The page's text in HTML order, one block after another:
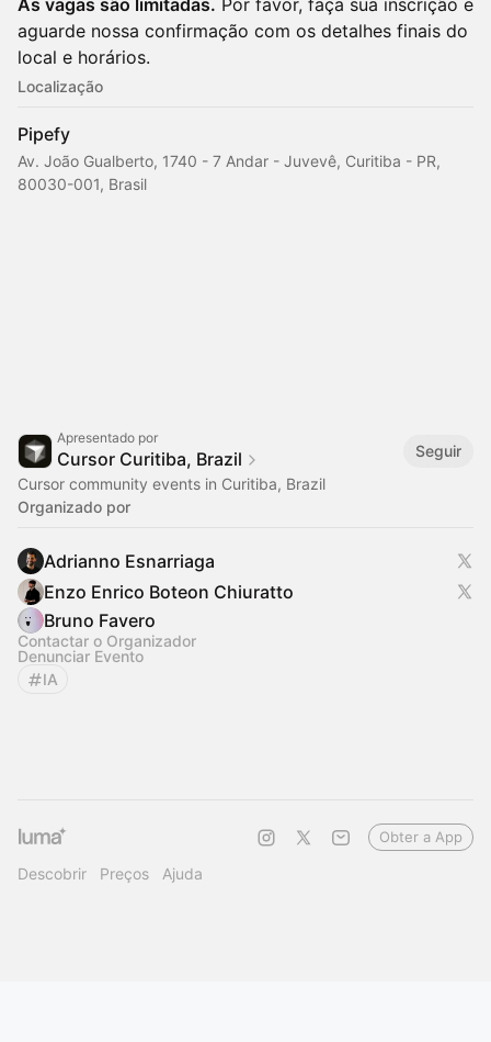
As vagas são limitadas. Por favor, faça sua inscrição e
aguarde nossa confirmação com os detalhes finais do
local e horários.
Localização
Pipefy
Av. João Gualberto, 1740 - 7 Andar - Juvevê, Curitiba - PR,
80030-001, Brasil
Apresentado por
Cursor Curitiba, Brazil
Seguir
Cursor community events in Curitiba, Brazil
Organizado por
Adrianno Esnarriaga
Enzo Enrico Boteon Chiuratto
Bruno Favero
Contactar o Organizador
Denunciar Evento
IA
Descobrir Preços Ajuda
Obter a App